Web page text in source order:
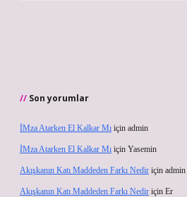
Son yorumlar
İMza Atarken El Kalkar Mı için admin
İMza Atarken El Kalkar Mı için Yasemin
Akışkanın Katı Maddeden Farkı Nedir için admin
Akışkanın Katı Maddeden Farkı Nedir için Er